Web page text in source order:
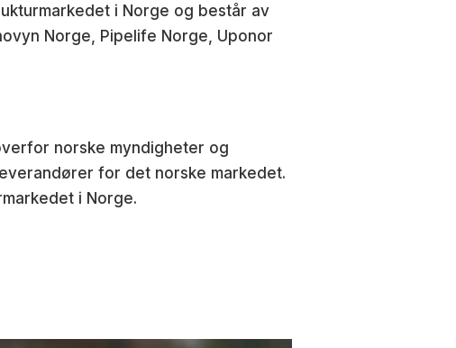
i Norge og består av
Norge, Pipelife Norge, Uponor
norske myndigheter og
for det norske markedet.
i Norge.